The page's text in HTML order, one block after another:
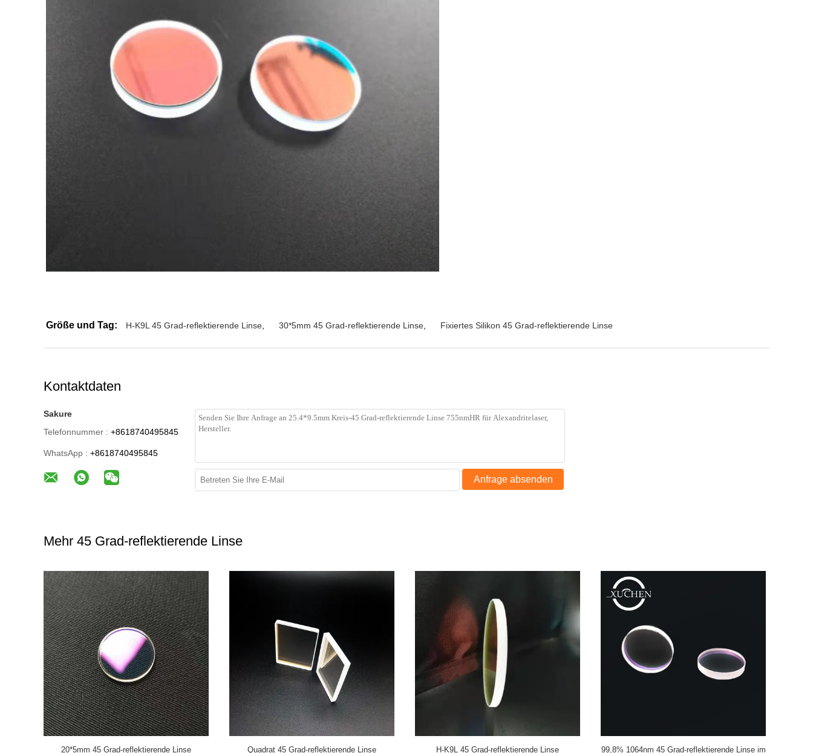
Größe und Tag: H-K9L 45 Grad-reflektierende Linse 30*5mm 45 Grad-reflektierende Linse Fixiertes Silikon 45 Grad-reflektierende Linse
Kontaktdaten
Sakure
Telefonnummer : +8618740495845
WhatsApp : +8618740495845
Anfrage absenden
Mehr 45 Grad-reflektierende Linse
45 Grad-Faser-Optikspiegel-Reflektor, der 85% UV-Laser verdoppeln die 45 Grad-reflektierende schützende Linse 30mm Quarz-Lasers in der 755nmHR 45 Grad-reflektierende Linse für die